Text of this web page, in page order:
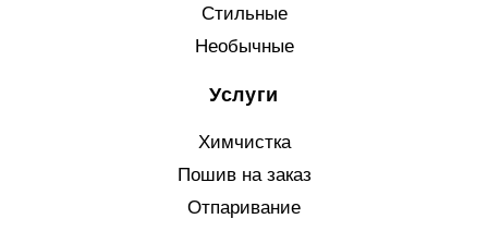
Стильные
Необычные
Услуги
Химчистка
Пошив на заказ
Отпаривание